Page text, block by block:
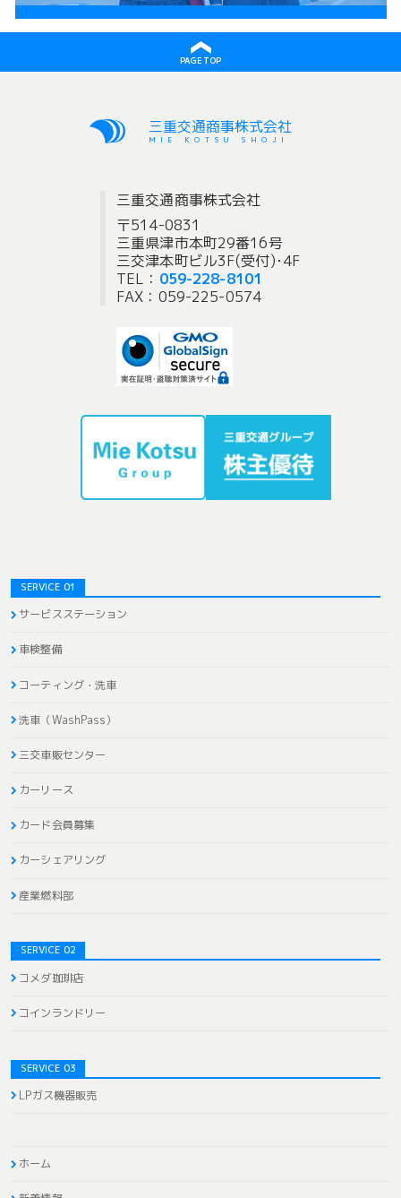
PAGE TOP
三重交通商事株式会社
MIE KOTSU SHOJI
三重交通商事株式会社
〒514-0831
三重県津市本町29番16号
三交津本町ビル3F(受付)･4F
TEL： 059-228-8101
FAX：059-225-0574
SERVICE 01
サービスステーション
車検整備
コーティング・洗車
洗車（WashPass）
三交車販センター
カーリース
カード会員募集
カーシェアリング
産業燃料部
SERVICE 02
コメダ珈琲店
コインランドリー
SERVICE 03
LPガス機器販売
ホーム